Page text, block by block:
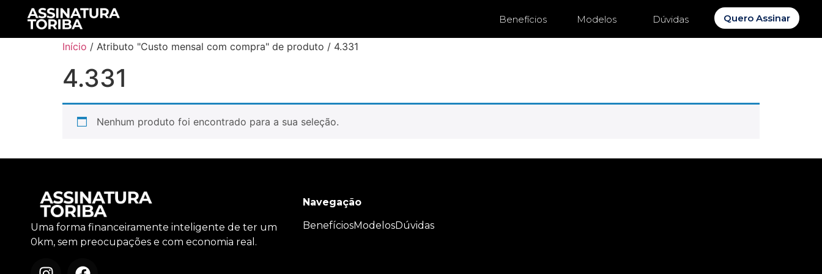
Benefícios Modelos Dúvidas Quero Assinar
Início / Atributo "Custo mensal com compra" de produto / 4.331
4.331
Nenhum produto foi encontrado para a sua seleção.
Uma forma financeiramente inteligente de ter um
0km, sem preocupações e com economia real.
Navegação
BenefíciosModelosDúvidas